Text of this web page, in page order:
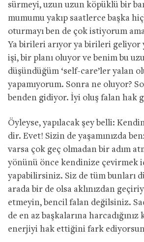
sürmeyi, uzun uzun köpüklü bir
mumumu yakıp saatlerce başka
oturmayı ben de çok istiyorum
Ya birileri arıyor ya birileri
işi, bir planı oluyor ve benim bu
düşündüğüm ‘self-care’ler yalan
yapamıyorum. Sonra ne oluyor?
benden gidiyor. İyi oluş falan hak
Öyleyse, yapılacak şey belli:
dir. Evet! Sizin de yaşamınızda
varsa çok geç olmadan bir adım
yönünü önce kendinize çevirmek
yapabilirsiniz. Siz de tüm bunları
arada bir de olsa aklınızdan
etmeyin, bencil falan değilsiniz.
de en az başkalarına harcadığınız
enerjiyi hak ettiğini fark